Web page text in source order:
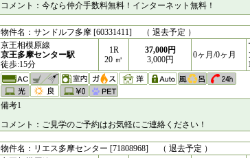
コメント：今なら仲介手数料無料！インターネット無料！
物件名：サンドルフ多摩 [60331411] （ 退去予定 ）
京王相模原線
京王多摩センター駅
徒歩:15分
1R
20 ㎥
37,000円
3,000円
0ヶ月/0ヶ月
備考1
コメント：ご見学のご予約はお気軽にご連絡ください！
物件名：リエス多摩センター [71808968] （ 退去予定 ）